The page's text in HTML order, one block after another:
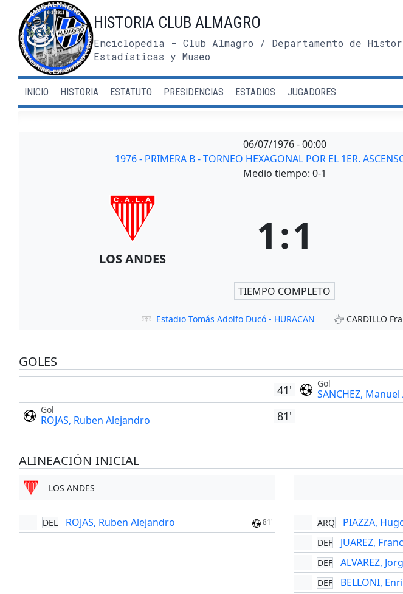
contenido
HISTORIA CLUB ALMAGRO
Enciclopedia - Club Almagro / Departamento de
Estadísticas y Museo
INICIO HISTORIA ESTATUTO PRESIDENCIAS ESTADIOS JUGADORES
06/07/1976-00:00
1976 - PRIMERA B - TORNEO HEXAGONAL POR EL 1ER.
Medio tiempo: 0-1
LOS ANDES 1:1
TIEMPO COMPLETO
Estadio Tomás Adolfo Ducó - HURACAN CARDILLO
GOLES
41' Gol
SANCHEZ,
Gol
ROJAS, Ruben Alejandro 81'
ALINEACIÓN INICIAL
LOS ANDES
DEL ROJAS, Ruben Alejandro 81' ARQ PIAZZA,
DEF JUAREZ,
DEF ALVAREZ,
DEF BELLONI,